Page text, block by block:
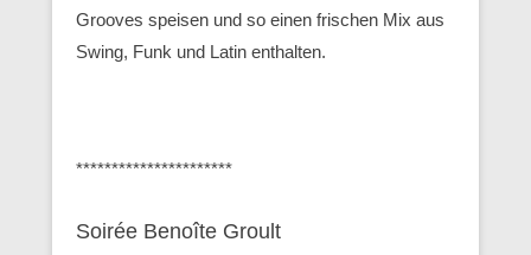
Grooves speisen und so einen frischen Mix aus
Swing, Funk und Latin enthalten.
**********************
Soirée Benoîte Groult